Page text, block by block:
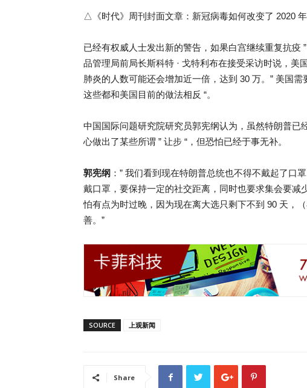
△《时代》周刊封面文章：新冠病毒如何改变了 2020 年
已经有权威人士发出新的警告，如果白宫继续重复抗疫
品管理局前局长斯科特 · 戈特利布在接受采访时说，
肺炎的人数可能还会增加近一倍，达到 30 万。” 美国
这些都和美国目前的做法相反 “。
中国国际问题研究院研究员郭宪纲认为，虽然特朗普
心做出了某些所谓 ” 让步 “，但恐怕已经于事无补。
郭宪纲 ：” 我们看到现在特朗普总统也不得不戴起了口
戴口罩，要保持一定的社交距离，同时也要求集会要
怕有点为时过晚，因为现在离大选只剩下不到 90 天，
善。”
SOURCE 上观新闻
Share